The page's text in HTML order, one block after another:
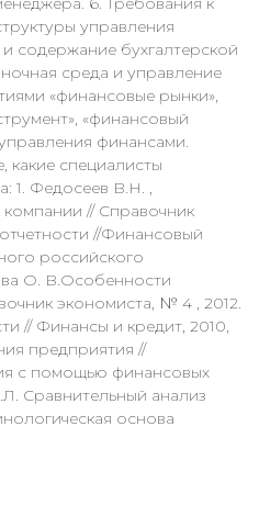
управления
содержание бухгалтерской
среда и управление
«финансовые рынки»,
«финансовый
финансами.
специалисты
1. Федосеев В.Н. ,
// Справочник
//Финансовый
российского
О. В.Особенности
экономиста, № 4 , 2012.
// Финансы и кредит, 2010,
предприятия //
с помощью финансовых
Сравнительный анализ
основа